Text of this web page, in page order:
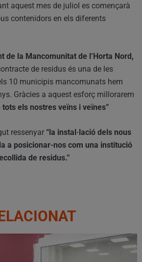
aquest mes de juliol es començarà
contenidors en els diferents
de la Mancomunitat de l’Horta Nord,
de residus és una de les
10 municipis mancomunats hem
Gràcies a aquest esforç millorarem
els nostres veïns i veïnes”
ressenyar “la instal·lació dels nous
a posicionar-nos com una institució
de residus.”